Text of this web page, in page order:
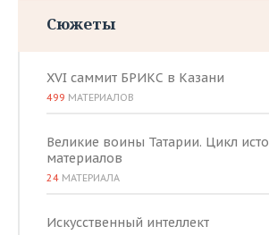
Сюжеты
XVI саммит БРИКС в Казани
499 МАТЕРИАЛОВ
Великие воины Татарии. Цикл
материалов
24 МАТЕРИАЛА
Искусственный интеллект